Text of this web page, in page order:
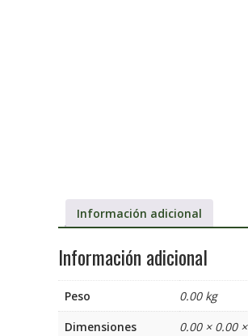
Información adicional
Información adicional
Peso
0.00 kg
Dimensiones
0.00 × 0.00